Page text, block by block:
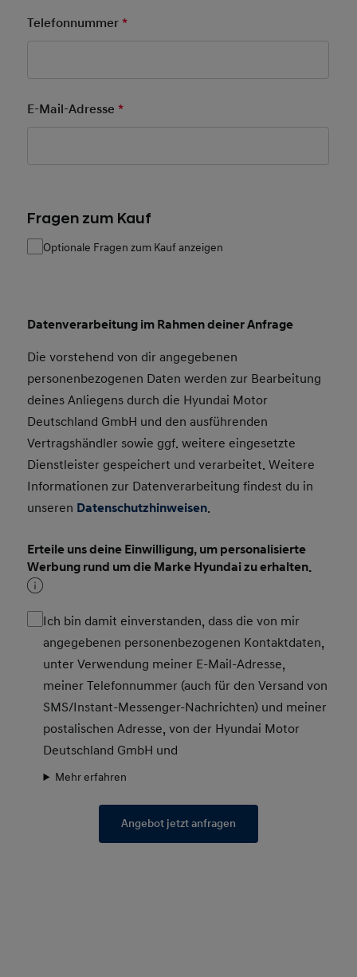
Telefonnummer*
E-Mail-Adresse*
Fragen zum Kauf
Optionale Fragen zum Kauf anzeigen
Datenverarbeitung im Rahmen deiner Anfrage
Die vorstehend von dir angegebenen
personenbezogenen Daten werden zur Bearbeitung
deines Anliegens durch die Hyundai Motor
Deutschland GmbH und den ausführenden
Vertragshändler sowie ggf. weitere eingesetzte
Dienstleister gespeichert und verarbeitet. Weitere
Informationen zur Datenverarbeitung findest du in
unseren Datenschutzhinweisen.
Erteile uns deine Einwilligung, um personalisierte
Werbung rund um die Marke Hyundai zu erhalten.
Ich bin damit einverstanden, dass die von mir
angegebenen personenbezogenen Kontaktdaten,
unter Verwendung meiner E-Mail-Adresse,
meiner Telefonnummer (auch für den Versand von
SMS/Instant-Messenger-Nachrichten) und meiner
postalischen Adresse, von der Hyundai Motor
Deutschland GmbH und
Mehr erfahren
Angebot jetzt anfragen